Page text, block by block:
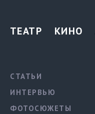
ТЕАТР КИНО
СТАТЬИ
ИНТЕРВЬЮ
ФОТОСЮЖЕТЫ